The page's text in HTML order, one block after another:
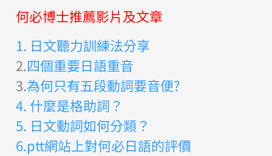
何必博士推薦影片及文章
1. 日文聽力訓練法分享
2.四個重要日語重音
3.為何只有五段動詞要音便?
4. 什麼是格助詞？
5. 日文動詞如何分類？
6.ptt網站上對何必日語的評價